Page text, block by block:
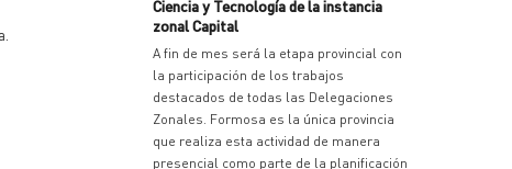
Ciencia y Tecnología de la instancia
zonal Capital
A fin de mes será la etapa provincial con
la participación de los trabajos
destacados de todas las Delegaciones
Zonales. Formosa es la única provincia
que realiza esta actividad de manera
presencial como parte de la planificación